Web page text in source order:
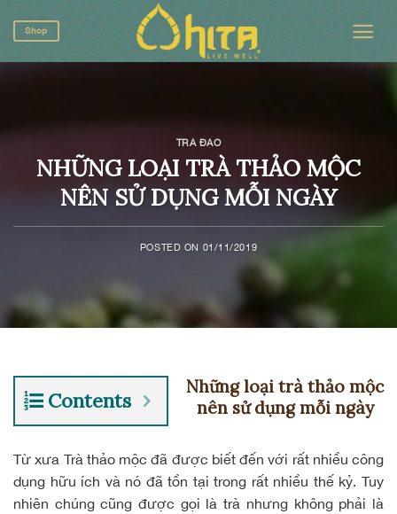
Skip
to
content
Shop
TRÀ ĐẠO
NHỮNG LOẠI TRÀ THẢO MỘC
NÊN SỬ DỤNG MỖI NGÀY
POSTED ON 01/11/2019
Contents
Những loại trà thảo mộc
nên sử dụng mỗi ngày
Từ xưa Trà thảo mộc đã được biết đến với rất nhiều công
dụng hữu ích và nó đã tồn tại trong rất nhiều thế kỷ. Tuy
nhiên chúng cũng được gọi là trà nhưng không phải là